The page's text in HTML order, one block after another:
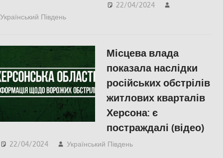
22/04/2024
Український Південь
Місцева влада
показала наслідки
російських обстрілів
житлових кварталів
Херсона: є
постраждалі (відео)
22/04/2024 Український Південь